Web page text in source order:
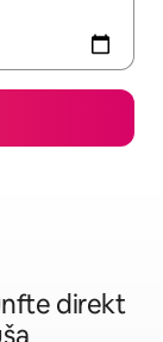
direkt